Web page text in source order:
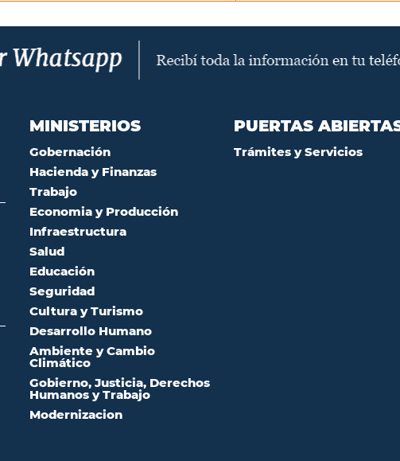
MINISTERIOS
Gobernación
Hacienda y Finanzas
Trabajo
Economia y Producción
Infraestructura
Salud
Educación
Seguridad
Cultura y Turismo
Desarrollo Humano
Ambiente y Cambio
Climático
Gobierno, Justicia, Derechos
Humanos y Trabajo
Modernizacion
PUERTAS
Trámites y Servicios